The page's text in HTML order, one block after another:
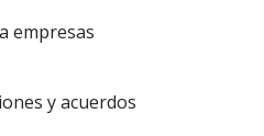
empresas
y acuerdos